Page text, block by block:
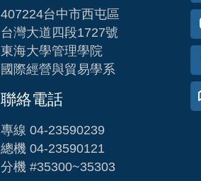
407224台中市西屯區
台灣大道四段1727號
東海大學管理學院
國際經營與貿易學系
聯絡電話
專線 04-23590239
總機 04-23590121
分機 #35300~35303